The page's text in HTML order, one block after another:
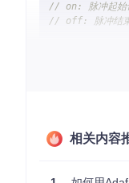
// on: 脉冲起始
// off: 脉冲结束
PCA9685通过
PWM输出。
// I2C地址配置
相关内容